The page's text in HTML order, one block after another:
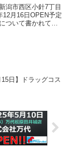
潟市西区小針7丁目
12月16日OPEN予定
ついて書かれてい
日】ドラッグコス